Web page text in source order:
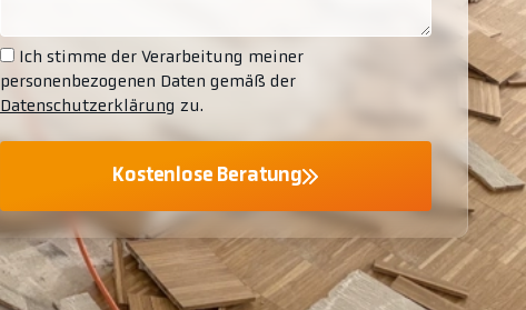
Ich stimme der Verarbeitung meiner
personenbezogenen Daten gemäß der
Datenschutzerklärung zu.
Kostenlose Beratung